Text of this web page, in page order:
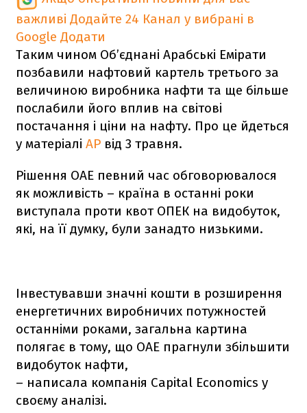
важливі Додайте 24 Канал у вибрані в
Google Додати
Таким чином Об’єднані Арабські Емірати
позбавили нафтовий картель третього за
величиною виробника нафти та ще більше
послабили його вплив на світові
постачання і ціни на нафту. Про це йдеться
у матеріалі AP від 3 травня.
Рішення ОАЕ певний час обговорювалося
як можливість – країна в останні роки
виступала проти квот ОПЕК на видобуток,
які, на її думку, були занадто низькими.
Інвестувавши значні кошти в розширення
енергетичних виробничих потужностей
останніми роками, загальна картина
полягає в тому, що ОАЕ прагнули збільшити
видобуток нафти,
– написала компанія Capital Economics у
своєму аналізі.